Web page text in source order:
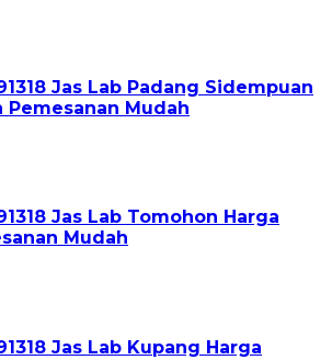
Jas Lab Padang Sidempuan
Pemesanan Mudah
Jas Lab Tomohon Harga
Mudah
Jas Lab Kupang Harga